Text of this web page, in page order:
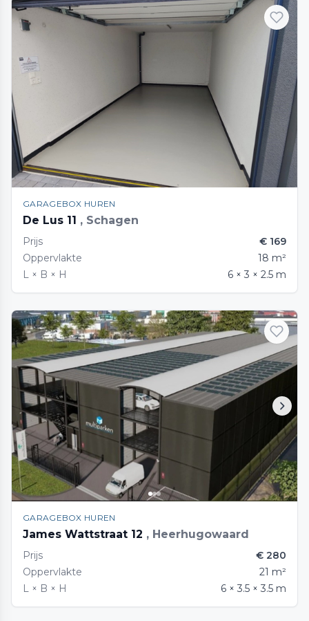
GARAGEBOX HUREN
De Lus 11 , Schagen
Prijs
€ 169
Oppervlakte
18 m²
L × B × H
6 × 3 × 2.5 m
GARAGEBOX HUREN
James Wattstraat 12 , Heerhugowaard
Prijs
€ 280
Oppervlakte
21 m²
L × B × H
6 × 3.5 × 3.5 m